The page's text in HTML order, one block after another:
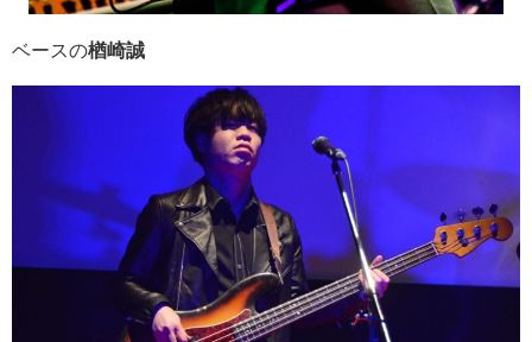
ベースの楢崎誠